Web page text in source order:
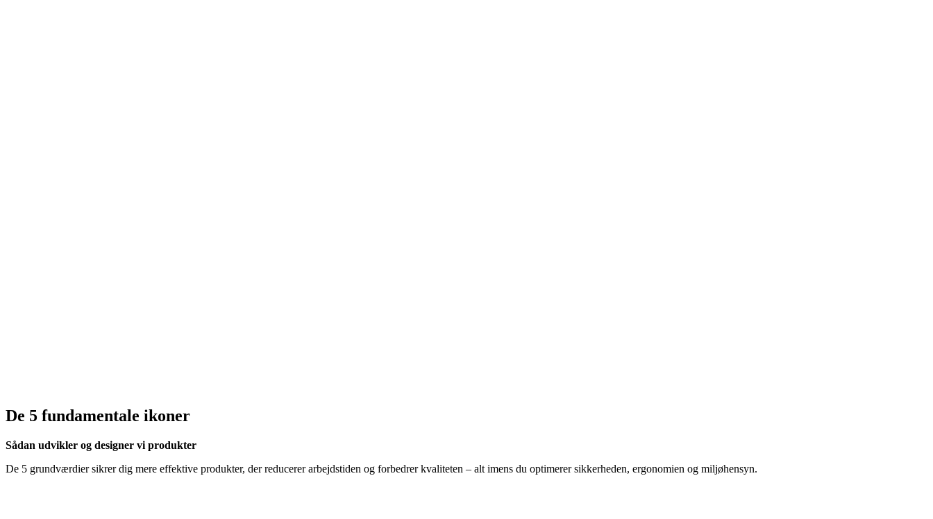
De 5 fundamentale ikoner
Sådan udvikler og designer vi produkter
De 5 grundværdier sikrer dig mere effektive produkter, der reducerer arbejdstiden og forbedrer kvaliteten – alt imens du optimerer sikkerheden, ergonomien og miljøhensyn.